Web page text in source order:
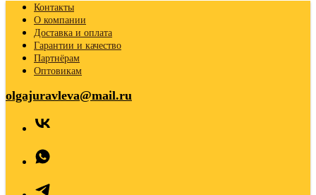
Контакты
О компании
Доставка и оплата
Гарантии и качество
Партнёрам
Оптовикам
olgajuravleva@mail.ru